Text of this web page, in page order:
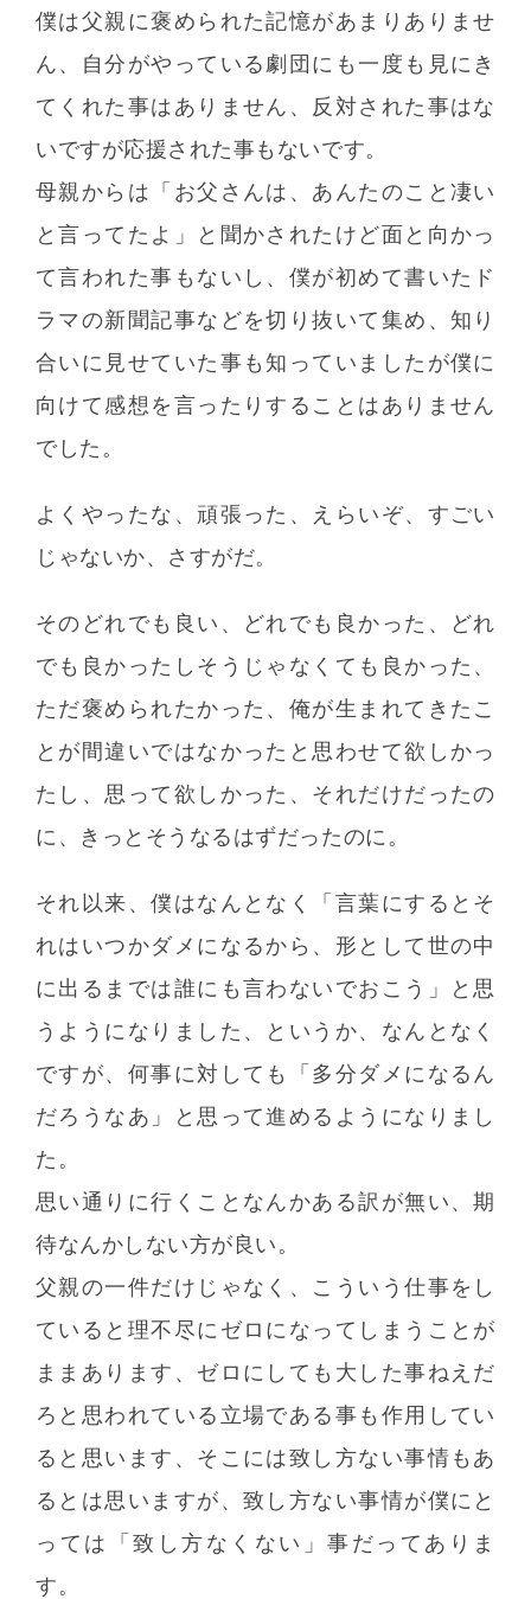
僕は父親に褒められた記憶があまりありませ
ん、自分がやっている劇団にも一度も見にき
てくれた事はありません、反対された事はな
いですが応援された事もないです。
母親からは「お父さんは、あんたのこと凄い
と言ってたよ」と聞かされたけど面と向かっ
て言われた事もないし、僕が初めて書いたド
ラマの新聞記事などを切り抜いて集め、知り
合いに見せていた事も知っていましたが僕に
向けて感想を言ったりすることはありません
でした。
よくやったな、頑張った、えらいぞ、すごい
じゃないか、さすがだ。
そのどれでも良い、どれでも良かった、どれ
でも良かったしそうじゃなくても良かった、
ただ褒められたかった、俺が生まれてきたこ
とが間違いではなかったと思わせて欲しかっ
たし、思って欲しかった、それだけだったの
に、きっとそうなるはずだったのに。
それ以来、僕はなんとなく「言葉にするとそ
れはいつかダメになるから、形として世の中
に出るまでは誰にも言わないでおこう」と思
うようになりました、というか、なんとなく
ですが、何事に対しても「多分ダメになるん
だろうなあ」と思って進めるようになりまし
た。
思い通りに行くことなんかある訳が無い、期
待なんかしない方が良い。
父親の一件だけじゃなく、こういう仕事をし
ていると理不尽にゼロになってしまうことが
ままあります、ゼロにしても大した事ねえだ
ろと思われている立場である事も作用してい
ると思います、そこには致し方ない事情もあ
るとは思いますが、致し方ない事情が僕にと
っては「致し方なくない」事だってありま
す。